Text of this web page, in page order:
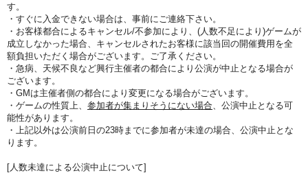
す。
・すぐに入金できない場合は、事前にご連絡下さい。
・お客様都合によるキャンセル/不参加により、(人数不足により)ゲームが
成立しなかった場合、キャンセルされたお客様に該当回の開催費用を全
額負担いただく場合がございます。ご了承ください。
・急病、天候不良など興行主催者の都合により公演が中止となる場合が
ございます。
・GMは主催者側の都合により変更になる場合がございます。
・ゲームの性質上、 参加者が集まりそうにない場合、公演中止となる可
能性があります。
・上記以外は公演前日の23時までに参加者が未達の場合、公演中止とな
ります。
[人数未達による公演中止について]